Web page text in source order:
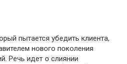
пытается убедить клиента,
нового поколения
Речь идет о слиянии